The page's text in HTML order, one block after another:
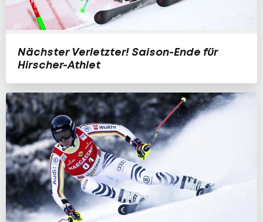
Nächster Verletzter! Saison-Ende für
Hirscher-Athlet